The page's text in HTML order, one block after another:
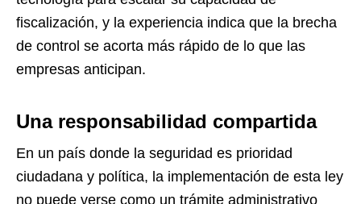
fiscalización, y la experiencia indica que la brecha
de control se acorta más rápido de lo que las
empresas anticipan.
Una responsabilidad compartida
En un país donde la seguridad es prioridad
ciudadana y política, la implementación de esta ley
no puede verse como un trámite administrativo